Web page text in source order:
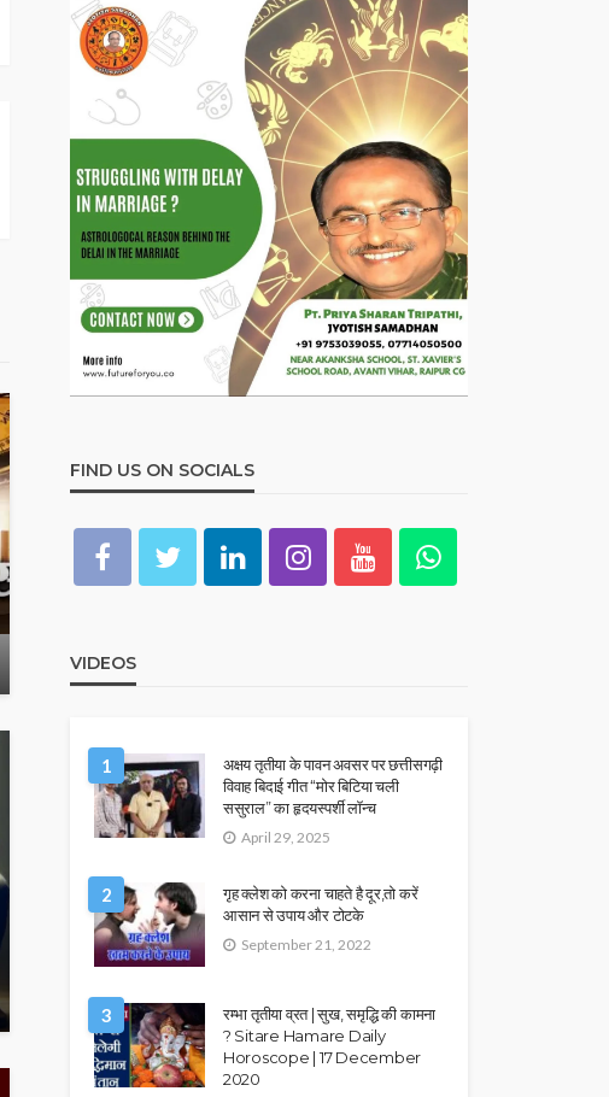
FIND US ON SOCIALS
VIDEOS
1
अक्षय तृतीया के पावन अवसर पर छत्तीसगढ़ी
विवाह बिदाई गीत “मोर बिटिया चली
ससुराल” का हृदयस्पर्शी लॉन्च
April 29, 2025
2
गृह क्लेश को करना चाहते है दूर,तो करें
आसान से उपाय और टोटके
September 21, 2022
3
रम्भा तृतीया व्रत | सुख, समृद्धि की कामना
? Sitare Hamare Daily
Horoscope | 17 December
2020